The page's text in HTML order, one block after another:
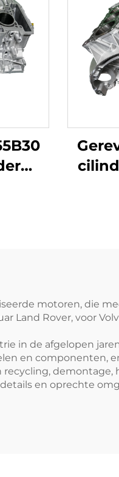
motoren, die
Land Rover, voor
in de afgelopen
en componenten,
en oprechte